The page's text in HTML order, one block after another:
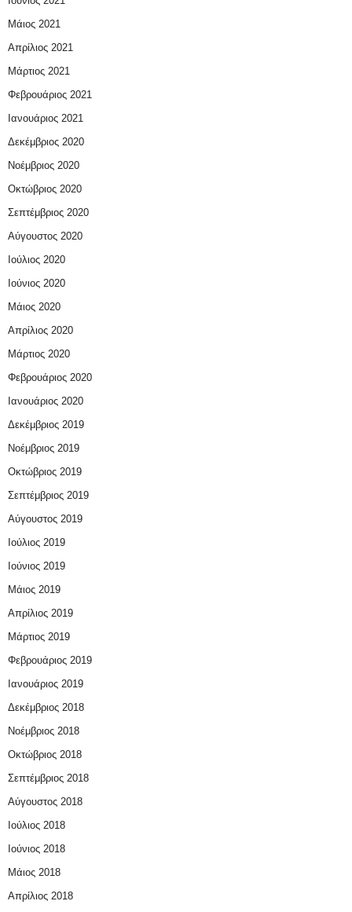
Μάιος 2021
Απρίλιος 2021
Μάρτιος 2021
Φεβρουάριος 2021
Ιανουάριος 2021
Δεκέμβριος 2020
Νοέμβριος 2020
Οκτώβριος 2020
Σεπτέμβριος 2020
Αύγουστος 2020
Ιούλιος 2020
Ιούνιος 2020
Μάιος 2020
Απρίλιος 2020
Μάρτιος 2020
Φεβρουάριος 2020
Ιανουάριος 2020
Δεκέμβριος 2019
Νοέμβριος 2019
Οκτώβριος 2019
Σεπτέμβριος 2019
Αύγουστος 2019
Ιούλιος 2019
Ιούνιος 2019
Μάιος 2019
Απρίλιος 2019
Μάρτιος 2019
Φεβρουάριος 2019
Ιανουάριος 2019
Δεκέμβριος 2018
Νοέμβριος 2018
Οκτώβριος 2018
Σεπτέμβριος 2018
Αύγουστος 2018
Ιούλιος 2018
Ιούνιος 2018
Μάιος 2018
Απρίλιος 2018